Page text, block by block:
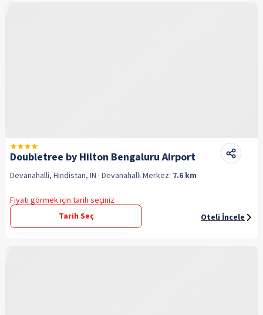
Doubletree by Hilton Bengaluru Airport
Devanahalli, Hindistan, IN · Devanahalli Merkez: 7.6 km
Fiyatı görmek için tarih seçiniz
Tarih Seç
Oteli İncele